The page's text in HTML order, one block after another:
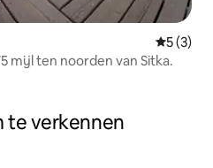
5 (3)
Tenakee Springs! 75 mijl ten noorden van Sitka.
te verkennen